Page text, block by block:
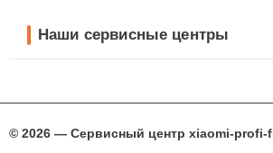
Наши сервисные центры
© 2026 — Сервисный центр xiaomi-profi-